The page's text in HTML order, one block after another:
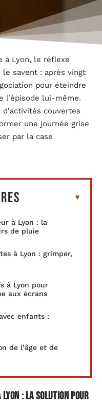
à Lyon, le réflexe
savent : après vingt
pour éteindre
l’épisode lui-même.
couvertes
une journée grise
par la case
à Lyon : la
de pluie
à Lyon : grimper,
à Lyon pour
aux écrans
enfants :
de l’âge et de
: la solution pour